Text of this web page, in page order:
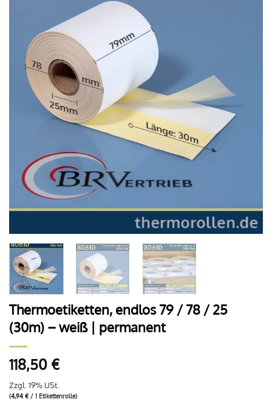
Thermoetiketten, endlos 79 / 78 / 25
(30m) – weiß | permanent
118,50 €
Zzgl. 19% USt.
(4,94 € / 1 Etikettenrolle)